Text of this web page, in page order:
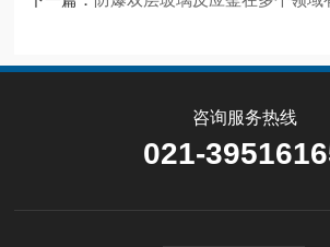
咨询服务热线
021-